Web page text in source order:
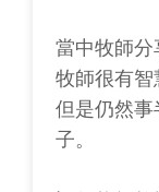
當中牧師
牧師很有智
但是仍然
子。